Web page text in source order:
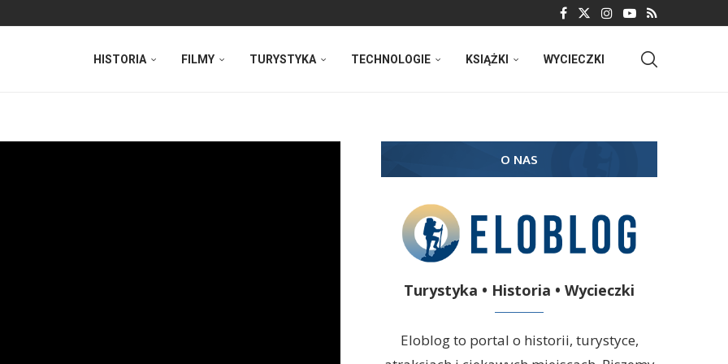
HISTORIA FILMY TURYSTYKA TECHNOLOGIE KSIĄŻKI WYCIECZKI
O NAS
Turystyka • Historia • Wycieczki
Eloblog to portal o historii, turystyce,